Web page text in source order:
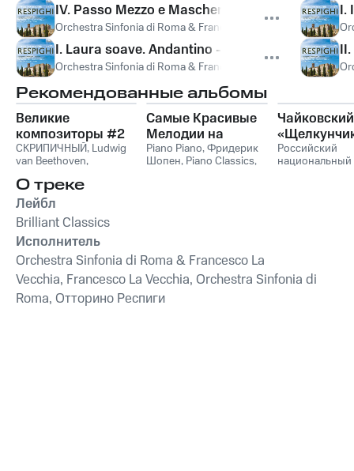
IV. Passo Mezzo e Mascherada. Allegro vivo -
Orchestra Sinfonia di Roma & Francesco La Vecchia ,
I. Laura soave. Andantino - Allegro marcato -
Orchestra Sinfonia di Roma & Francesco La Vecchia ,
I.
Рекомендованные альбомы
Великие
композиторы #2
СКРИПИЧНЫЙ, Ludwig
van Beethoven,
Франц Шуберт
String Orchestra
Антонио Вивальди
Самые Красивые
Мелодии на
Пианино
Piano Piano,Фридерик
Шопен, Piano Classics,
Чайковский
Российский
национальный
О треке
Лейбл
Brilliant Classics
Исполнитель
Orchestra Sinfonia di Roma & Francesco La
Vecchia, Francesco La Vecchia, Orchestra Sinfonia di
Roma, Отторино Респиги